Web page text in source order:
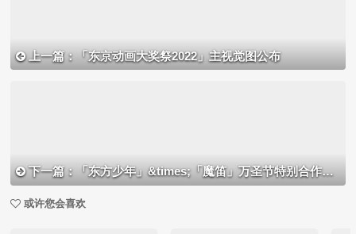
上一篇：「东京动画大奖祭2022」主视觉图公布
下一篇：「东方少年」&times;「魔笛」万圣节特别合作视觉图公开
或许您会喜欢